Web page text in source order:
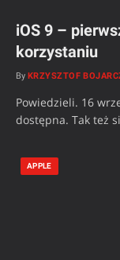
iOS 9 –
korzystaniu
By KRZYSZTOF
Powiedzieli. 16
dostępna. Tak też
APPLE